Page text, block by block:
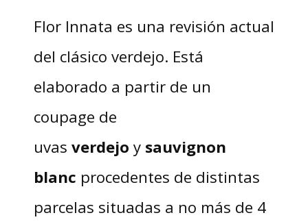
Flor Innata es una revisión actual
del clásico verdejo. Está
elaborado a partir de un
coupage de
uvas verdejo y sauvignon
blanc procedentes de distintas
parcelas situadas a no más de 4